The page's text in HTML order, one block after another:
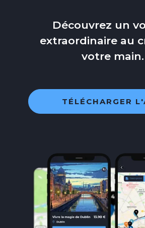
Découvrez un
extraordinaire au
votre main.
TÉLÉCHARGER